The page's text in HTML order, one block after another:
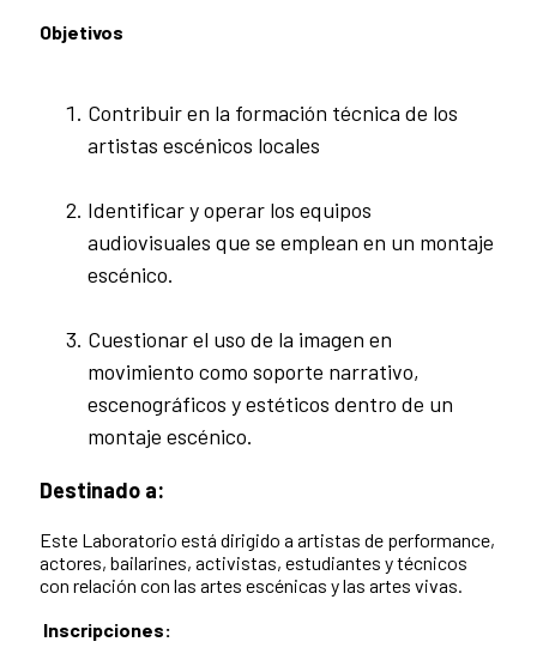
Objetivos
Contribuir en la formación técnica de los
artistas escénicos locales
Identificar y operar los equipos
audiovisuales que se emplean en un montaje
escénico.
Cuestionar el uso de la imagen en
movimiento como soporte narrativo,
escenográficos y estéticos dentro de un
montaje escénico.
Destinado a:
Este Laboratorio está dirigido a artistas de performance,
actores, bailarines, activistas, estudiantes y técnicos
con relación con las artes escénicas y las artes vivas.
Inscripciones: